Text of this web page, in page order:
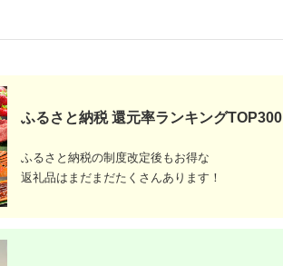
】ふるさと納税
礼品！
ふるさと納税 還元率ランキングTOP300
ふるさと納税の制度改定後もお得な
返礼品はまだまだたくさんあります！